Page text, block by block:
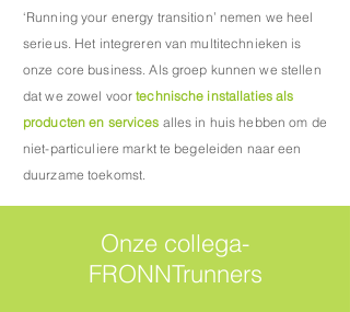
‘Running your energy transition’ nemen we heel
serieus. Het integreren van multitechnieken is
onze core business. Als groep kunnen we stellen
dat we zowel voor technische installaties als
producten en services alles in huis hebben om de
niet-particuliere markt te begeleiden naar een
duurzame toekomst.
Onze collega-
FRONNTrunners